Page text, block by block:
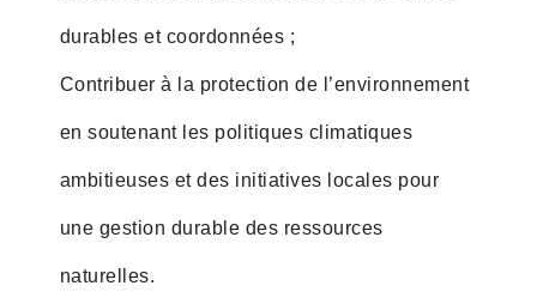
durables et coordonnées ;
Contribuer à la protection de l’environnement
en soutenant les politiques climatiques
ambitieuses et des initiatives locales pour
une gestion durable des ressources
naturelles.